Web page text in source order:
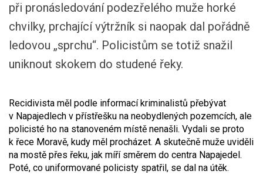
při pronásledování podezřelého muže horké
chvilky, prchající výtržník si naopak dal pořádně
ledovou „sprchu“. Policistům se totiž snažil
uniknout skokem do studené řeky.
Recidivista měl podle informací kriminalistů přebývat
v Napajedlech v přístřešku na neobydlených pozemcích, ale
policisté ho na stanoveném místě nenašli. Vydali se proto
k řece Moravě, kudy měl procházet. A skutečně muže uviděli
na mostě přes řeku, jak míří směrem do centra Napajedel.
Poté, co uniformované policisty spatřil, se dal na útěk.